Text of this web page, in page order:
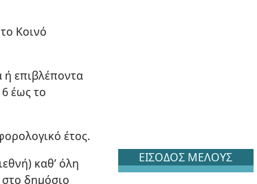
Κοινό
επιβλέποντα
έως το
έτος.
καθ’ όλη
στο δημόσιο
ΕΙΣΟΔΟΣ ΜΕΛΟΥΣ